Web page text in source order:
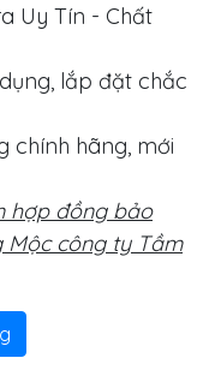
Uy Tín - Chất
lắp đặt chắc
chính hãng, mới
hợp đồng bảo
Mộc công ty Tầm